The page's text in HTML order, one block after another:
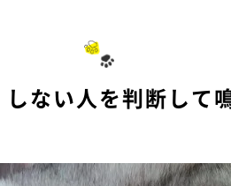
ない人を判断して